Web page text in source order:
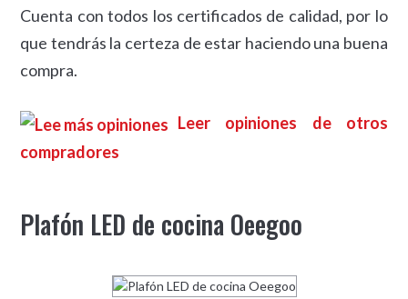
Cuenta con todos los certificados de calidad, por lo
que tendrás la certeza de estar haciendo una buena
compra.
Leer opiniones de otros
compradores
Plafón LED de cocina Oeegoo